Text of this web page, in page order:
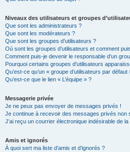
Niveaux des utilisateurs et groupes
Que sont les administrateurs ?
Que sont les modérateurs ?
Que sont les groupes d’utilisateurs ?
Où sont les groupes d’utilisateurs et comment
Comment puis-je devenir le responsable d’un
Pourquoi certains groupes d’utilisateurs
Qu’est-ce qu’un « groupe d’utilisateurs par défaut
Qu’est-ce que le lien « L’équipe » ?
Messagerie privée
Je ne peux pas envoyer de messages privés !
Je continue à recevoir des messages privés non
J’ai reçu un courrier électronique indésirable de
Amis et ignorés
À quoi sert ma liste d’amis et d’ignorés ?